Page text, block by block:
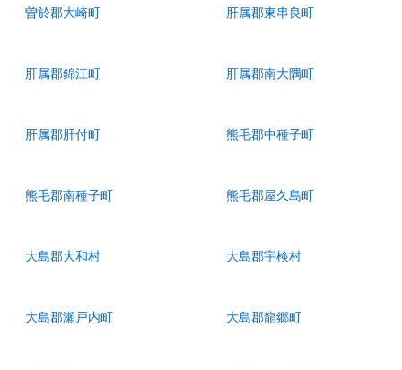
曽於郡大崎町 肝属郡東串良町
肝属郡錦江町 肝属郡南大隅町
肝属郡肝付町 熊毛郡中種子町
熊毛郡南種子町 熊毛郡屋久島町
大島郡大和村 大島郡宇検村
大島郡瀬戸内町 大島郡龍郷町